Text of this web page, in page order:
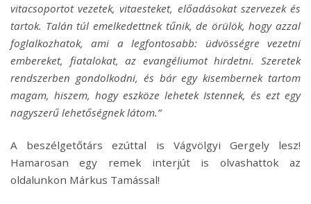
vitacsoportot vezetek, vitaesteket, előadásokat szervezek és
tartok. Talán túl emelkedettnek tűnik, de örülök, hogy azzal
foglalkozhatok, ami a legfontosabb: üdvösségre vezetni
embereket, fiatalokat, az evangéliumot hirdetni. Szeretek
rendszerben gondolkodni, és bár egy kisembernek tartom
magam, hiszem, hogy eszköze lehetek Istennek, és ezt egy
nagyszerű lehetőségnek látom.”
A beszélgetőtárs ezúttal is Vágvölgyi Gergely lesz!
Hamarosan egy remek interjút is olvashattok az
oldalunkon Márkus Tamással!